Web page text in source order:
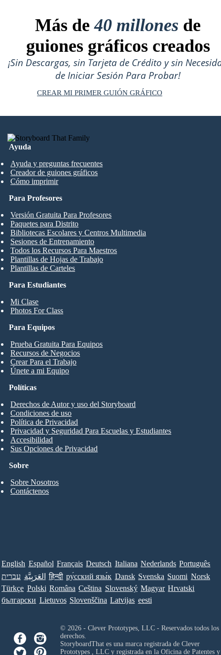
Más de40 millones de
guiones gráficos creados
¡Sin Descargas, sin Tarjeta de Crédito y sin
de Iniciar Sesión Para Probar!
CREAR MI PRIMER GUIÓN GRÁFICO
Ayuda
Ayuda y preguntas frecuentes
Creador de guiones gráficos
Cómo imprimir
Para Estudiantes
Mi Clase
Photos For Class
Para Profesores
Versión Gratuita Para Profesores
Paquetes para Distrito
Bibliotecas Escolares y Centros Multimedia
Sesiones de Entrenamiento
Todos los Recursos Para Maestros
Plantillas de Hojas de Trabajo
Plantillas de Carteles
Para Equipos
Prueba Gratuita Para Equipos
Recursos de Negocios
Crear Para el Trabajo
Únete a mi Equipo
Sobre
Sobre Nosotros
Contáctenos
Políticas
Derechos de Autor y uso del Storyboard
Condiciones de uso
Política de Privacidad
Privacidad y Seguridad Para Escuelas y Estudiantes
Accesibilidad
Sus Opciones de Privacidad
English Español Français Deutsch Italiana Nederlands Português
עברית العَرَبِيَّة हिन्दी ру́сский язы́к Dansk Svenska Suomi Norsk
Türkçe Polski Româna Ceština Slovenský Magyar Hrvatski
български Lietuvos Slovenščina Latvijas eesti
© 2026 - Clever Prototypes, LLC - Reservados todos los
derechos.
StoryboardThat es una marca registrada de Clever
Prototypes , LLCy registrada en la Oficina de Patentes y